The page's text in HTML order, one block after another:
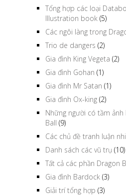
Tổng hợp các loại
Illustration book (5)
Các ngôi làng trong
Trio de dangers (2)
Gia đình King Vegeta (2)
Gia đình Gohan (1)
Gia đình Mr Satan (1)
Gia đình Ox-king (2)
Những người có tầm ảnh
Ball (9)
Các chủ đề tranh luận
Danh sách các vũ trụ (10)
Tất cả các phần Dragon
Gia đình Bardock (3)
Giải trí tổng hợp (3)